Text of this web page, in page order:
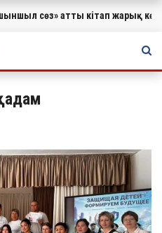
шыншыл сөз» атты кітап жарық